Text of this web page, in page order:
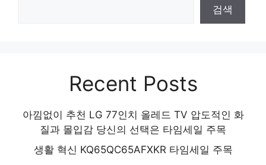
검색
Recent Posts
아낌없이 추천 LG 77인치 올레드 TV 압도적인 화
질과 몰입감 당신의 선택은 타임세일 주목
생활 혁신 KQ65QC65AFXKR 타임세일 주목